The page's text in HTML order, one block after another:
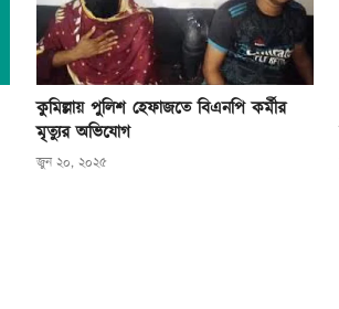
কুমিল্লায় পুলিশ হেফাজতে বিএনপি কর্মীর
মৃত্যুর অভিযোগ
জুন ২০, ২০২৫